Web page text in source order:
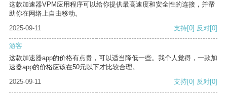
这款加速器VPM应用程序可以给你提供最高速度和安全性的连接，并帮
助你在网络上自由移动。
2025-09-11
支持[0] 反对[0]
游客
这款加速器app的价格有点贵，可以适当降低一些。我个人觉得，一款加
速器app的价格应该在50元以下才比较合理。
2025-09-11
支持[0] 反对[0]